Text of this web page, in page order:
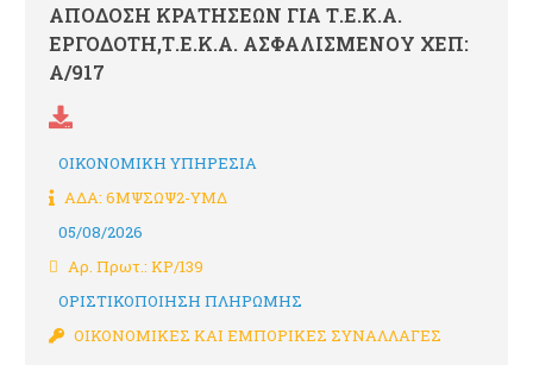
ΑΠΟΔΟΣΗ ΚΡΑΤΗΣΕΩΝ ΓΙΑ Τ.Ε.Κ.Α.
ΕΡΓΟΔΟΤΗ,Τ.Ε.Κ.Α. ΑΣΦΑΛΙΣΜΕΝΟΥ ΧΕΠ:
Α/917
ΟΙΚΟΝΟΜΙΚΗ ΥΠΗΡΕΣΙΑ
ΑΔΑ: 6ΜΨΣΩΨ2-ΥΜΔ
05/08/2026
Αρ. Πρωτ.: ΚΡ/139
ΟΡΙΣΤΙΚΟΠΟΙΗΣΗ ΠΛΗΡΩΜΗΣ
ΟΙΚΟΝΟΜΙΚΕΣ ΚΑΙ ΕΜΠΟΡΙΚΕΣ ΣΥΝΑΛΛΑΓΕΣ